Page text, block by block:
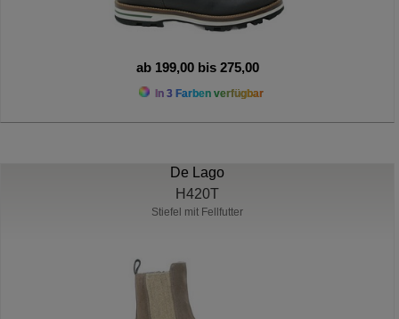
ab 199,00 bis 275,00
In 3 Farben verfügbar
De Lago
H420T
Stiefel mit Fellfutter